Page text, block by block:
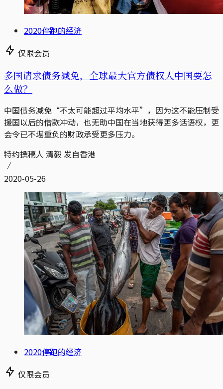
2020停跑的经济
仅限会员
多国请求债务减免，全球最大官方债权人中国要怎
么做？
中国债务减免“不太可能超过平均水平”，因为这不能压制受
援国以后的借款冲动，也无助中国在当地获得更多话语权，更
会令已不堪重负的财政承受更多压力。
特约撰稿人 清毅 发自香港
2020-05-26
2020停跑的经济
仅限会员